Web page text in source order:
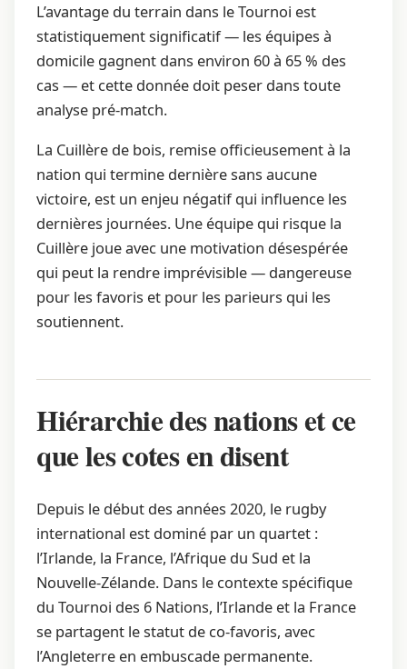
L’avantage du terrain dans le Tournoi est
statistiquement significatif — les équipes à
domicile gagnent dans environ 60 à 65 % des
cas — et cette donnée doit peser dans toute
analyse pré-match.
La Cuillère de bois, remise officieusement à la
nation qui termine dernière sans aucune
victoire, est un enjeu négatif qui influence les
dernières journées. Une équipe qui risque la
Cuillère joue avec une motivation désespérée
qui peut la rendre imprévisible — dangereuse
pour les favoris et pour les parieurs qui les
soutiennent.
Hiérarchie des nations et ce
que les cotes en disent
Depuis le début des années 2020, le rugby
international est dominé par un quartet :
l’Irlande, la France, l’Afrique du Sud et la
Nouvelle-Zélande. Dans le contexte spécifique
du Tournoi des 6 Nations, l’Irlande et la France
se partagent le statut de co-favoris, avec
l’Angleterre en embuscade permanente.